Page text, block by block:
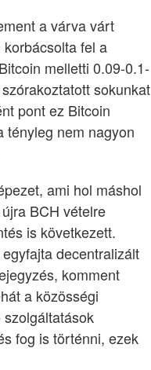
a várva várt
fel a
melletti 0.09-0.1-
sokunkat
pont ez Bitcoin
tényleg nem nagyon
ami hol máshol
BCH vételre
is következett.
decentralizált
komment
a közösségi
fog is történni, ezek